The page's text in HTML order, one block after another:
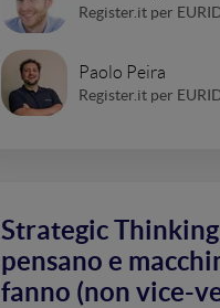
Register.it per
Paolo Peira
Register.it per
Strategic
pensano e
fanno (non vice-